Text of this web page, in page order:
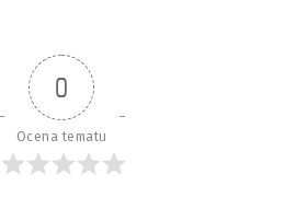
0
Ocena tematu